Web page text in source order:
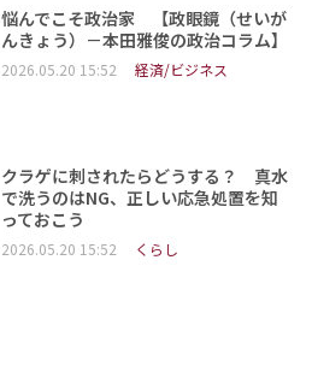
悩んでこそ政治家 【政眼鏡（せいが
んきょう）－本田雅俊の政治コラム】
2026.05.20 15:52 経済/ビジネス
クラゲに刺されたらどうする？ 真水
で洗うのはNG、正しい応急処置を知
っておこう
2026.05.20 15:52 くらし